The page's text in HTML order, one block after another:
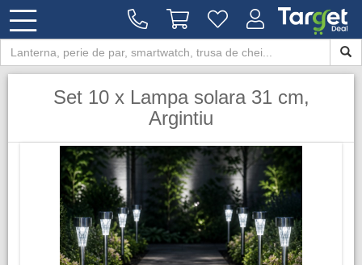
Set 10 x Lampa solara 31 cm,
Argintiu